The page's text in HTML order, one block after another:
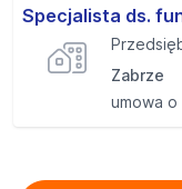
Specjalista ds.
Zabrze
umowa o